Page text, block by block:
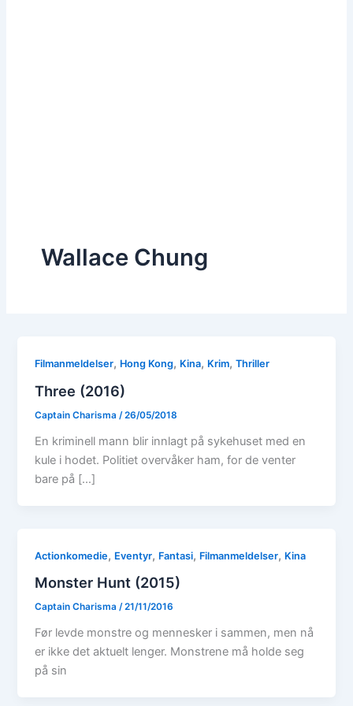
Wallace Chung
Filmanmeldelser, Hong Kong, Kina, Krim,Thriller
Three (2016)
Captain Charisma/26/05/2018
En kriminell mann blir innlagt på sykehuset med en
kule i hodet. Politiet overvåker ham, for de venter
bare på […]
Actionkomedie, Eventyr, Fantasi, Filmanmeldelser, Kina
Monster Hunt (2015)
Captain Charisma/21/11/2016
Før levde monstre og mennesker i sammen, men nå
er ikke det aktuelt lenger. Monstrene må holde seg
på sin